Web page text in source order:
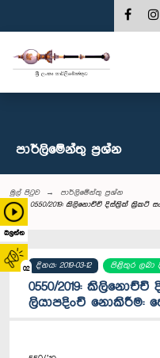
බලන්න
02
පාර්ලි‌මේන්තු‌ ප්‍රශ්න
මුල් පිටුව
පාර්ලි‌මේන්තු‌ ප්‍රශ්න
0550/2019: කිලිනොච්චි දිස්ත්‍රික් ක්‍රිකට්
දිනය: 2019-03-12 පිළිතුර ලබා
0550/2019:
ලියාපදිංචි නොකිරීම: